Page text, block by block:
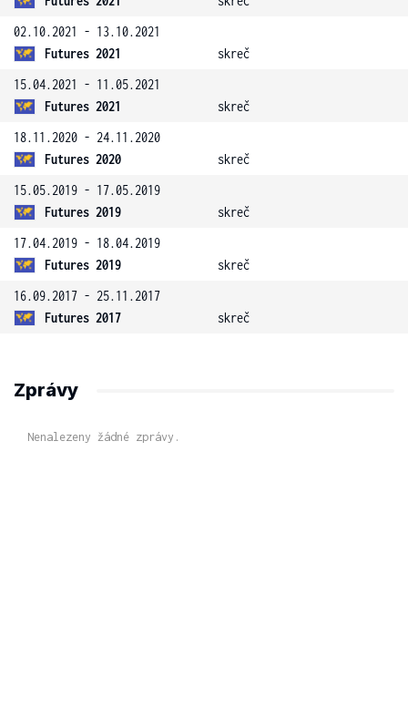
02.10.2021 - 13.10.2021
Futures 2021
skreč
15.04.2021 - 11.05.2021
Futures 2021
skreč
18.11.2020 - 24.11.2020
Futures 2020
skreč
15.05.2019 - 17.05.2019
Futures 2019
skreč
17.04.2019 - 18.04.2019
Futures 2019
skreč
16.09.2017 - 25.11.2017
Futures 2017
skreč
Zprávy
Nenalezeny žádné zprávy.